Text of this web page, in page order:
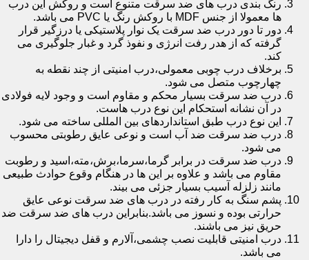
رنگ بندی درب های ضد سرقت متنوع است و روکش این درب
ها معمولا از جنس MDF با روکش رنگ یا PVC می باشد.
دور تا دور درب ضد سرقت یک نوار پلاستیکی یا درزگیر قرار
گرفته که از هدر رفت انرژی و نفوذ گرد و غبار جلوگیری می
کند.
برخلاف درب چوبی معمولی،درب امنیتی از چند نقطه به
چهارچوب متصل می شود.
درب ضد سرقت بسیار محکم و مقاوم است و وجود لایه فولادی
در آن نشانه استحکام این نوع درب هاست.
این نوع درب طبق استانداردهای بین المللی ساخته می شود.
درب ضد سرقت ضد آب است و نوعی عایق رطوبتی محسوب
می شود.
درب ضد سرقت در برابر گرما،سرما،برش،مته،اسید و رطوبت
مقاوم می باشد و علاوه بر این ها در هنگام وقوع حوادث طبیعی
مانند زلزله آسیب بسیار جزئی می بیند.
پشم سنگ به کار رفته در درب های ضد سرقت نوعی عایق
حرارتی بوده و نسوز می باشد.بنابراین درب های ضد سرقت ضد
حریق نیز می باشند.
درب امنیتی قابلیت نصب چشمی،آلارم و قفل دیجیتال را دارا
می باشد.